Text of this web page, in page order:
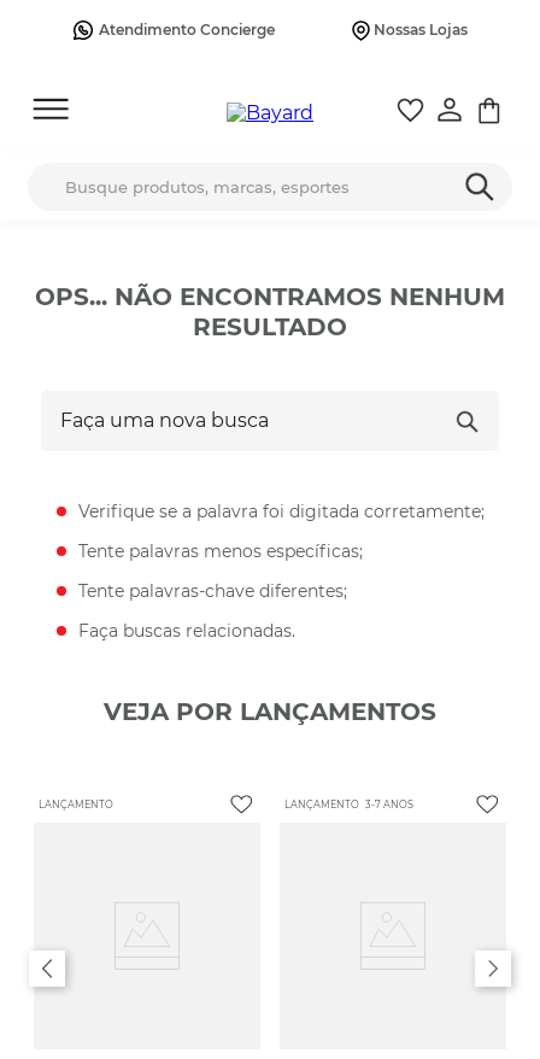
Atendimento Concierge Nossas Lojas
OPS... NÃO ENCONTRAMOS NENHUM
RESULTADO
Verifique se a palavra foi digitada corretamente;
Tente palavras menos específicas;
Tente palavras-chave diferentes;
Faça buscas relacionadas.
VEJA POR LANÇAMENTOS
LANÇAMENTO LANÇAMENTO 3-7 ANOS